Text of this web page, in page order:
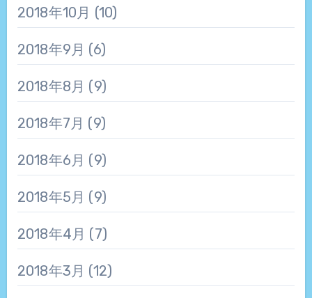
2018年10月 (10)
2018年9月 (6)
2018年8月 (9)
2018年7月 (9)
2018年6月 (9)
2018年5月 (9)
2018年4月 (7)
2018年3月 (12)